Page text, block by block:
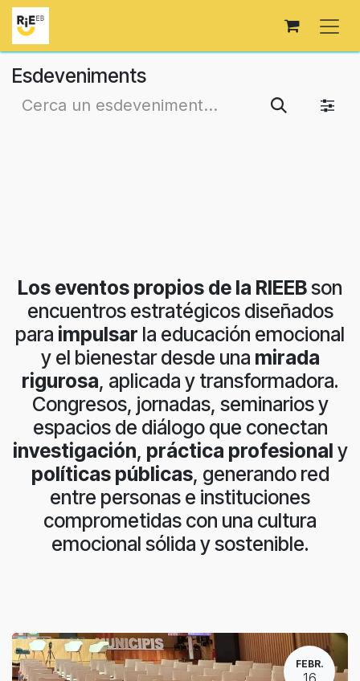
Skip to Content
Esdeveniments
Los eventos propios de la RIEEBson
encuentros estratégicos diseñados
para impulsar la educación emocional
y el bienestar desde una mirada
rigurosa, aplicada y transformadora.
Congresos, jornadas, seminarios y
espacios de diálogo que conectan
investigación, práctica profesional y
políticas públicas, generando red
entre personas e instituciones
comprometidas con una cultura
emocional sólida y sostenible.
FEBR.